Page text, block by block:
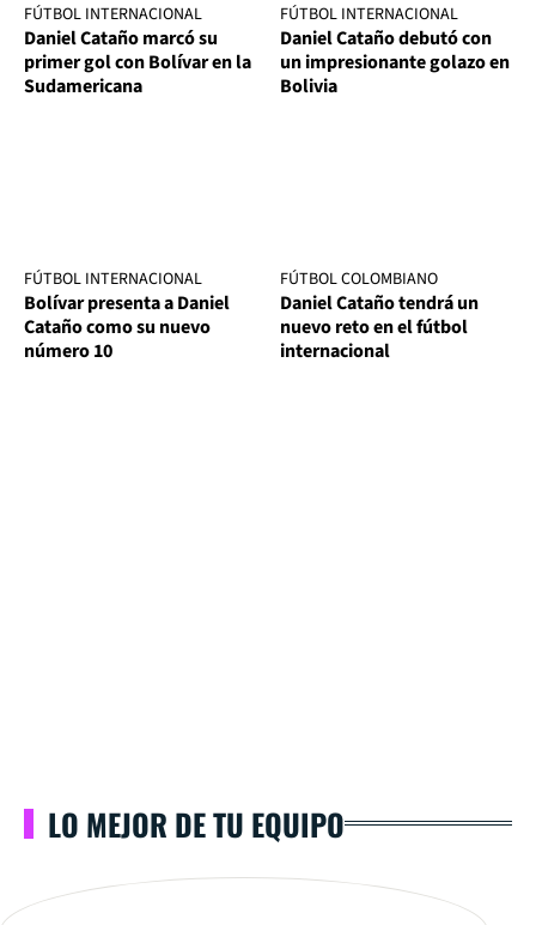
FÚTBOL INTERNACIONAL
Daniel Cataño marcó su
primer gol con Bolívar en la
Sudamericana
FÚTBOL INTERNACIONAL
Daniel Cataño debutó con
un impresionante golazo en
Bolivia
FÚTBOL INTERNACIONAL
Bolívar presenta a Daniel
Cataño como su nuevo
número 10
FÚTBOL COLOMBIANO
Daniel Cataño tendrá un
nuevo reto en el fútbol
internacional
LO MEJOR DE TU EQUIPO